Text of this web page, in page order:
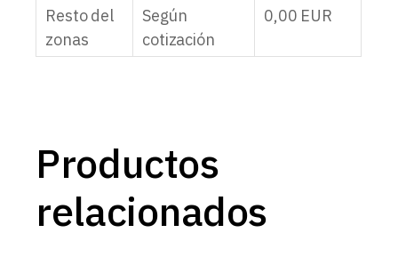
Resto del
zonas
Según
cotización
0,00 EUR
Productos
relacionados